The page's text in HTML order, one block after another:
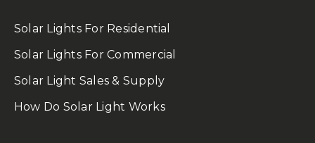
Solar Lights For Residential
Solar Lights For Commercial
Solar Light Sales & Supply
How Do Solar Light Works